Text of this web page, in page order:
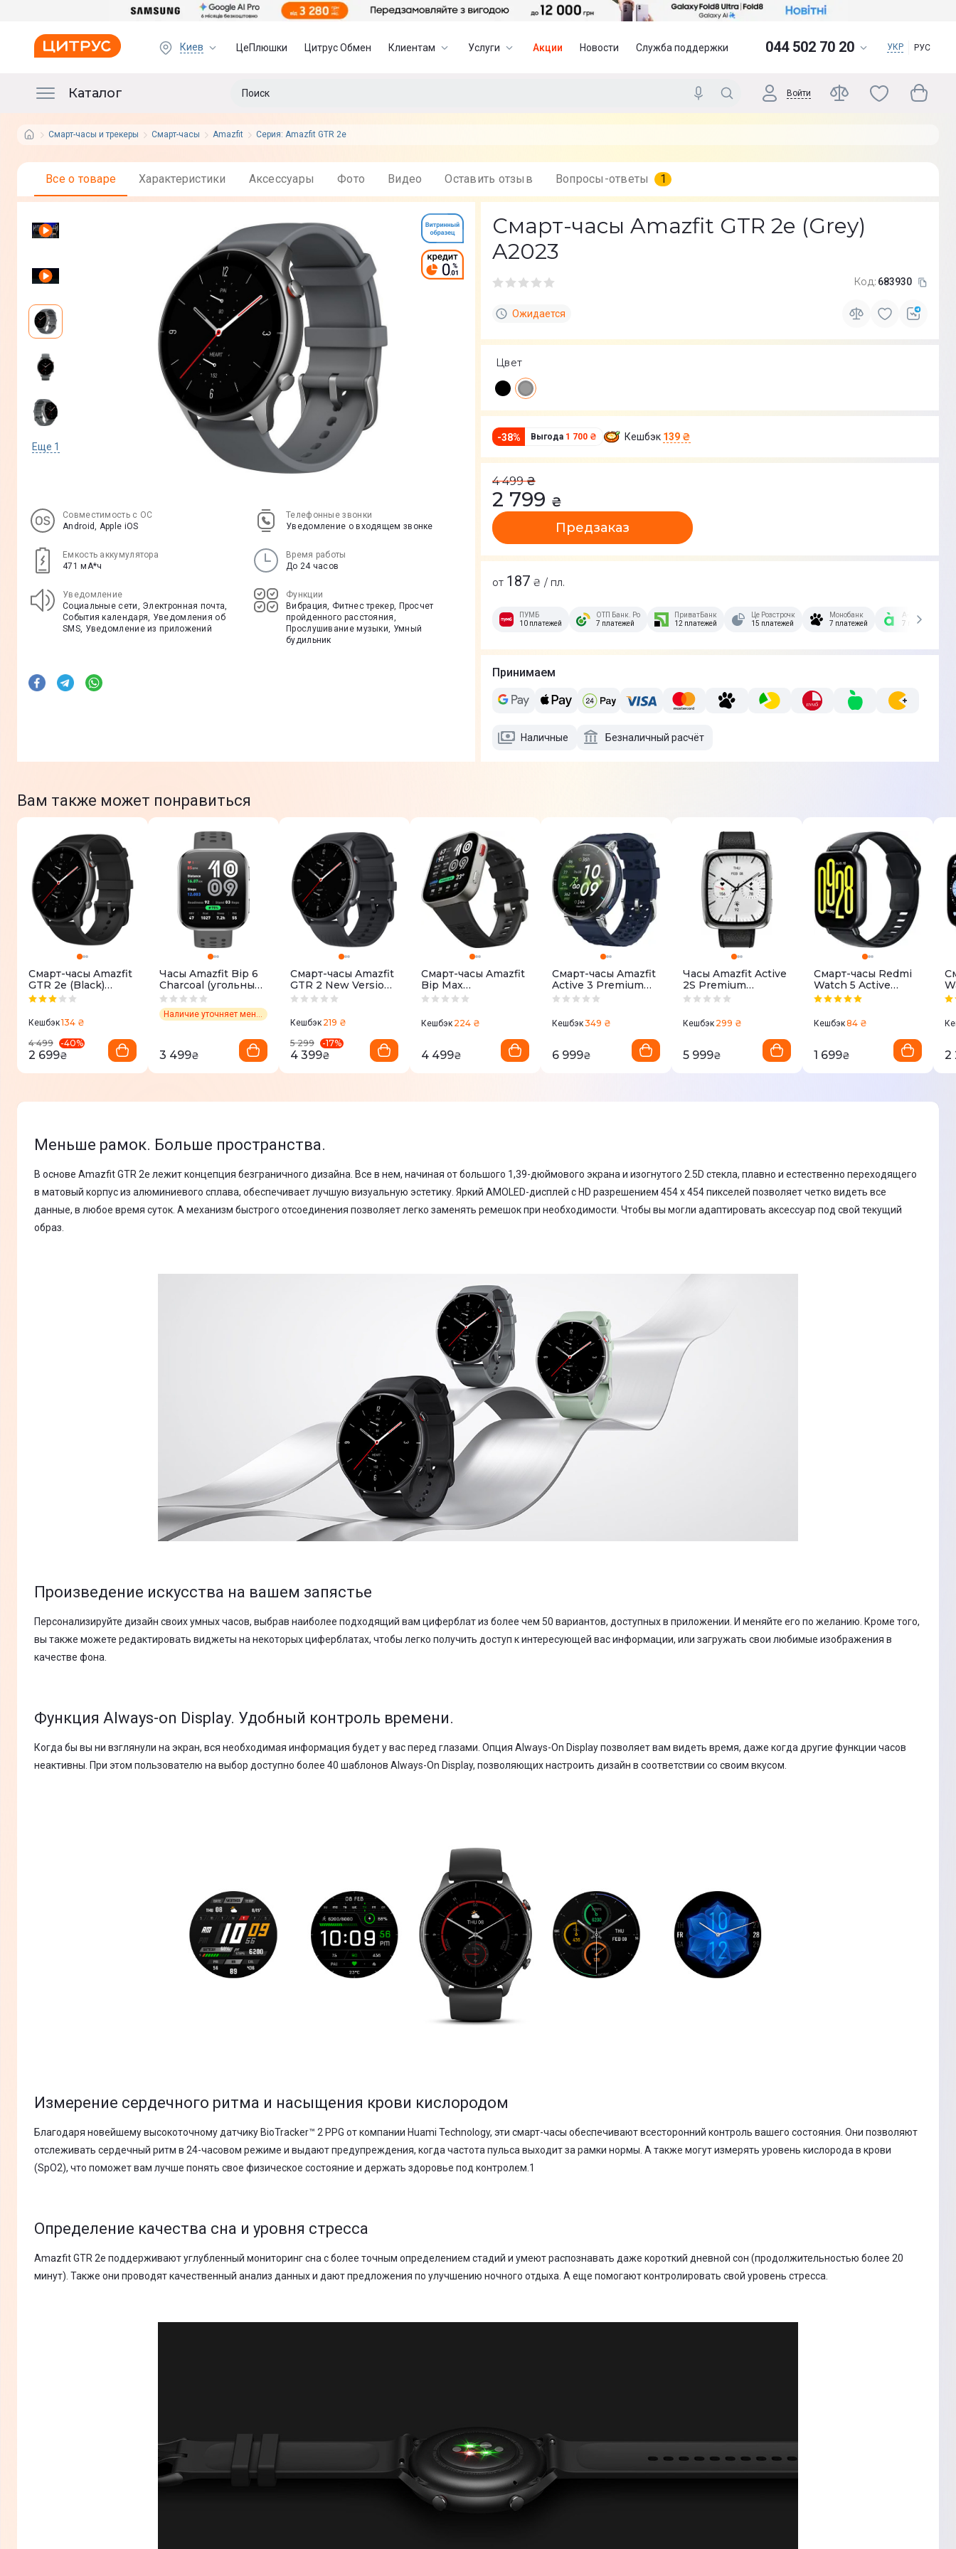
Киев ЦеПлюшки Цитрус Обмен Клиентам Услуги Акции Новости Служба поддержки 044 502 70 20 УКР РУС
Каталог Войти
Смарт-часы и трекеры Смарт-часы Amazfit Серия: Amazfit GTR 2e
Все о товаре Характеристики Аксессуары Фото Видео Оставить отзыв Вопросы-ответы 1
Еще 1
Совместимость с ОС
Android, Apple iOS
Телефонные звонки
Уведомление о входящем звонке
Емкость аккумулятора
471 мА*ч
Время работы
До 24 часов
Уведомление
Социальные сети, Электронная почта,
События календаря, Уведомления об
SMS, Уведомление из приложений
Функции
Вибрация, Фитнес трекер, Просчет
пройденного расстояния,
Прослушивание музыки, Умный
будильник
Смарт-часы Amazfit GTR 2e (Grey)
A2023
Код: 683930
Ожидается
Цвет
-38% Выгода 1 700 ₴ Кешбэк 139 ₴
4 499 ₴
2 799 ₴
Предзаказ
от 187 ₴ / пл.
ПУМБ
10 платежей
ОТП Банк. Розстрочка Скибочка.
7 платежей
ПриватБанк
12 платежей
Це Розстрочка
15 платежей
Монобанк
7 платежей
А-Банк
7 платежей
Принимаем
Наличные Безналичный расчёт
Вам также может понравиться
Смарт-часы Amazfit
GTR 2e (Black)
A2023
Кешбэк134 ₴
4 499
-40%
2 699₴
Часы Amazfit Bip 6
Charcoal (угольный)
W2435AP3N
Наличие уточняет менеджер
3 499₴
Смарт-часы Amazfit
GTR 2 New Version
(Thunder Black)
Кешбэк 219 ₴
5 299
-17%
4 399₴
Смарт-часы Amazfit
Bip Max
Серебристые Silver
Кешбэк 224 ₴
4 499₴
Смарт-часы Amazfit
Active 3 Premium
W2559GL2N Синий
Кешбэк349 ₴
6 999₴
Часы Amazfit Active
2S Premium
W2440GL3N
Кешбэк 299 ₴
5 999₴
Смарт-часы Redmi
Watch 5 Active
Midnight Black
Кешбэк84 ₴
1 699₴ 2
Меньше рамок. Больше пространства.
В основе Amazfit GTR 2e лежит концепция безграничного дизайна. Все в нем, начиная от большого 1,39-дюймового экрана и изогнутого 2.5D стекла, плавно и естественно переходящего
в матовый корпус из алюминиевого сплава, обеспечивает лучшую визуальную эстетику. Яркий AMOLED-дисплей с HD разрешением 454 x 454 пикселей позволяет четко видеть все
данные, в любое время суток. А механизм быстрого отсоединения позволяет легко заменять ремешок при необходимости. Чтобы вы могли адаптировать аксессуар под свой текущий
образ.
Произведение искусства на вашем запястье
Персонализируйте дизайн своих умных часов, выбрав наиболее подходящий вам циферблат из более чем 50 вариантов, доступных в приложении. И меняйте его по желанию. Кроме того,
вы также можете редактировать виджеты на некоторых циферблатах, чтобы легко получить доступ к интересующей вас информации, или загружать свои любимые изображения в
качестве фона.
Функция Always-on Display. Удобный контроль времени.
Когда бы вы ни взглянули на экран, вся необходимая информация будет у вас перед глазами. Опция Always-On Display позволяет вам видеть время, даже когда другие функции часов
неактивны. При этом пользователю на выбор доступно более 40 шаблонов Always-On Display, позволяющих настроить дизайн в соответствии со своим вкусом.
Измерение сердечного ритма и насыщения крови кислородом
Благодаря новейшему высокоточному датчику BioTracker™ 2 PPG от компании Huami Technology, эти смарт-часы обеспечивают всесторонний контроль вашего состояния. Они позволяют
отслеживать сердечный ритм в 24-часовом режиме и выдают предупреждения, когда частота пульса выходит за рамки нормы. А также могут измерять уровень кислорода в крови
(SpO2), что поможет вам лучше понять свое физическое состояние и держать здоровье под контролем.1
Определение качества сна и уровня стресса
Amazfit GTR 2е поддерживают углубленный мониторинг сна с более точным определением стадий и умеют распознавать даже короткий дневной сон (продолжительностью более 20
минут). Также они проводят качественный анализ данных и дают предложения по улучшению ночного отдыха. А еще помогают контролировать свой уровень стресса.